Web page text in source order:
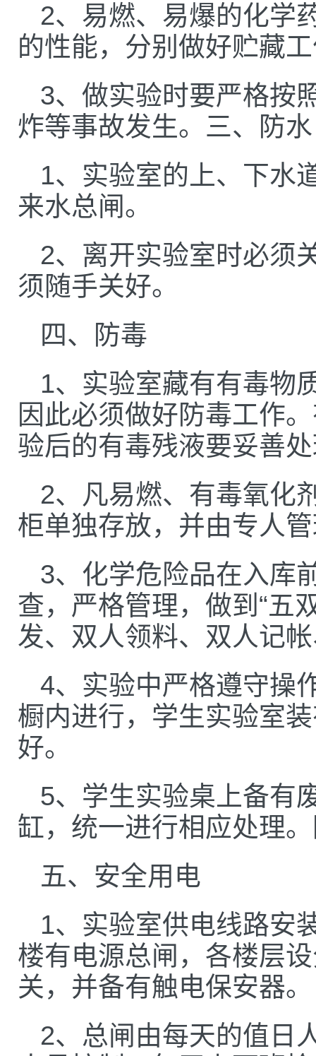
2、易燃、易爆的化学
的性能，分别做好贮藏
3、做实验时要严格按
炸等事故发生。三、防水
1、实验室的上、下水
来水总闸。
2、离开实验室时必须
须随手关好。
四、防毒
1、实验室藏有有毒物
因此必须做好防毒工作
验后的有毒残液要妥善
2、凡易燃、有毒氧化
柜单独存放，并由专人
3、化学危险品在入库
查，严格管理，做到“五
发、双人领料、双人记
4、实验中严格遵守操
橱内进行，学生实验室
好。
5、学生实验桌上备有
缸，统一进行相应处理
五、安全用电
1、实验室供电线路安
楼有电源总闸，各楼层
关，并备有触电保安器。
2、总闸由每天的值日